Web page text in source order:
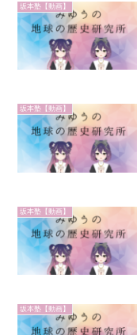
坂本塾【動画】
坂本塾【動画】
坂本塾【動画】
坂本塾【動画】